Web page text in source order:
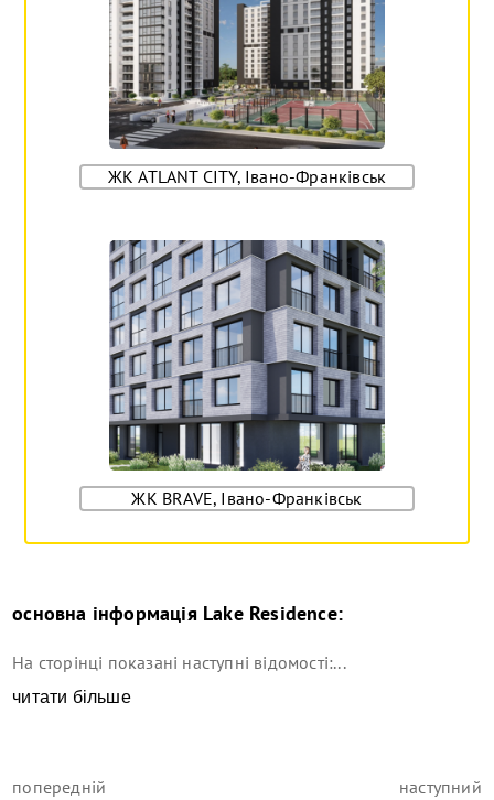
ЖК ATLANT CITY, Івано-Франківськ
ЖК BRAVE, Івано-Франківськ
основна інформаціяLake Residence:
На сторінці показані наступні відомості:...
читати більше
попередній наступний